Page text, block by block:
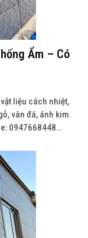
Ẩm – Có
liệu cách nhiệt,
vân đá, ánh kim.
0947668448